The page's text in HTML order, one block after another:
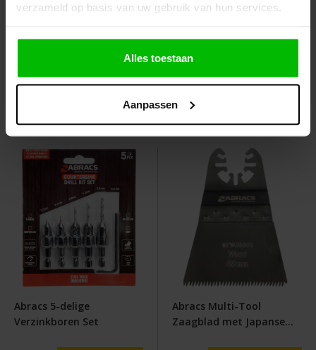
verzameld op basis van uw gebruik van hun services.
Alles toestaan
Aanpassen
Abracs "X-Tech" Diamant
Tegels en Porselein
Abracs 8-delige Hout
€ 23,75
Abracs 5-delige
Verzinkboren Set
Abracs Multi-Tool
Zaagblad met Japanse